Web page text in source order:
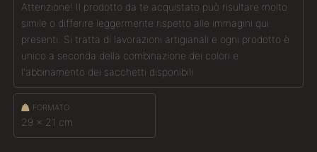
Attenzione! Il prodotto da te acquistato può risultare molto
simile o differire leggermente rispetto alle immagini qui
presenti. Si tratta di lavorazioni artigianali e ogni prodotto è
unico a seconda della combinazione dei colori e
l'abbinamento dei sacchetti disponibili.
FORMATO
29 x 21 cm